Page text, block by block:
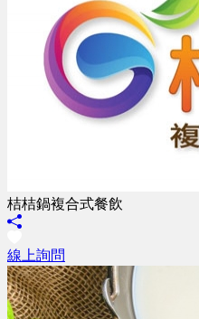
桔桔鍋複合式餐飲
線上詢問